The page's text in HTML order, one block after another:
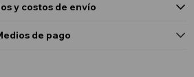
y costos de envío
de pago